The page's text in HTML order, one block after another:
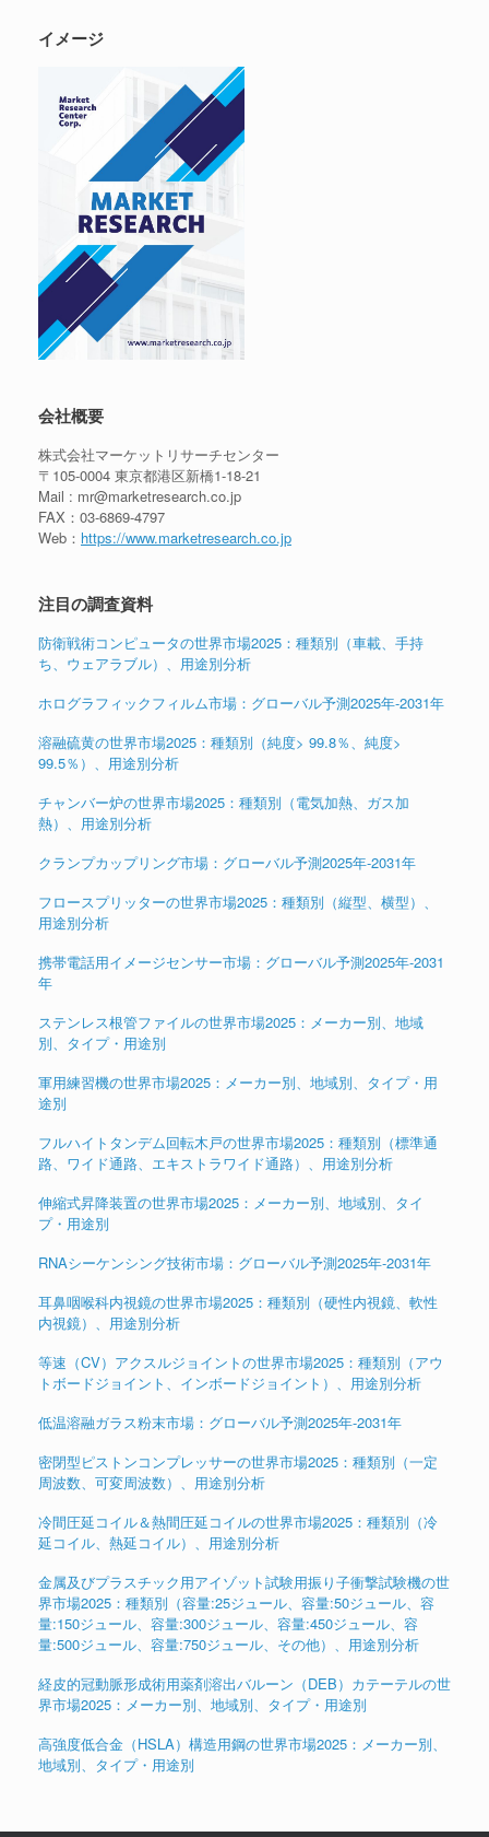
イメージ
会社概要
株式会社マーケットリサーチセンター
〒105-0004 東京都港区新橋1-18-21
Mail : mr@marketresearch.co.jp
FAX：03-6869-4797
Web： https://www.marketresearch.co.jp
注目の調査資料
防衛戦術コンピュータの世界市場2025：種類別（車載、手持
ち、ウェアラブル）、用途別分析
ホログラフィックフィルム市場：グローバル予測2025年-2031年
溶融硫黄の世界市場2025：種類別（純度> 99.8％、純度>
99.5％）、用途別分析
チャンバー炉の世界市場2025：種類別（電気加熱、ガス加
熱）、用途別分析
クランプカップリング市場：グローバル予測2025年-2031年
フロースプリッターの世界市場2025：種類別（縦型、横型）、
用途別分析
携帯電話用イメージセンサー市場：グローバル予測2025年-2031
年
ステンレス根管ファイルの世界市場2025：メーカー別、地域
別、タイプ・用途別
軍用練習機の世界市場2025：メーカー別、地域別、タイプ・用
途別
フルハイトタンデム回転木戸の世界市場2025：種類別（標準通
路、ワイド通路、エキストラワイド通路）、用途別分析
伸縮式昇降装置の世界市場2025：メーカー別、地域別、タイ
プ・用途別
RNAシーケンシング技術市場：グローバル予測2025年-2031年
耳鼻咽喉科内視鏡の世界市場2025：種類別（硬性内視鏡、軟性
内視鏡）、用途別分析
等速（CV）アクスルジョイントの世界市場2025：種類別（アウ
トボードジョイント、インボードジョイント）、用途別分析
低温溶融ガラス粉末市場：グローバル予測2025年-2031年
密閉型ピストンコンプレッサーの世界市場2025：種類別（一定
周波数、可変周波数）、用途別分析
冷間圧延コイル＆熱間圧延コイルの世界市場2025：種類別（冷
延コイル、熱延コイル）、用途別分析
金属及びプラスチック用アイゾット試験用振り子衝撃試験機の世
界市場2025：種類別（容量:25ジュール、容量:50ジュール、容
量:150ジュール、容量:300ジュール、容量:450ジュール、容
量:500ジュール、容量:750ジュール、その他）、用途別分析
経皮的冠動脈形成術用薬剤溶出バルーン（DEB）カテーテルの世
界市場2025：メーカー別、地域別、タイプ・用途別
高強度低合金（HSLA）構造用鋼の世界市場2025：メーカー別、
地域別、タイプ・用途別